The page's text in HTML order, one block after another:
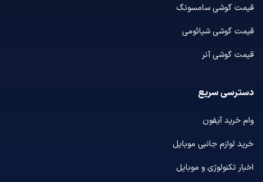
قیمت گوشی سامسونگ
قیمت گوشی شیائومی
قیمت گوشی آنر
دسترسی سریع
وام خرید آیفون
خرید لوازم جانبی موبایل
اخبار تکنولوژی و موبایل